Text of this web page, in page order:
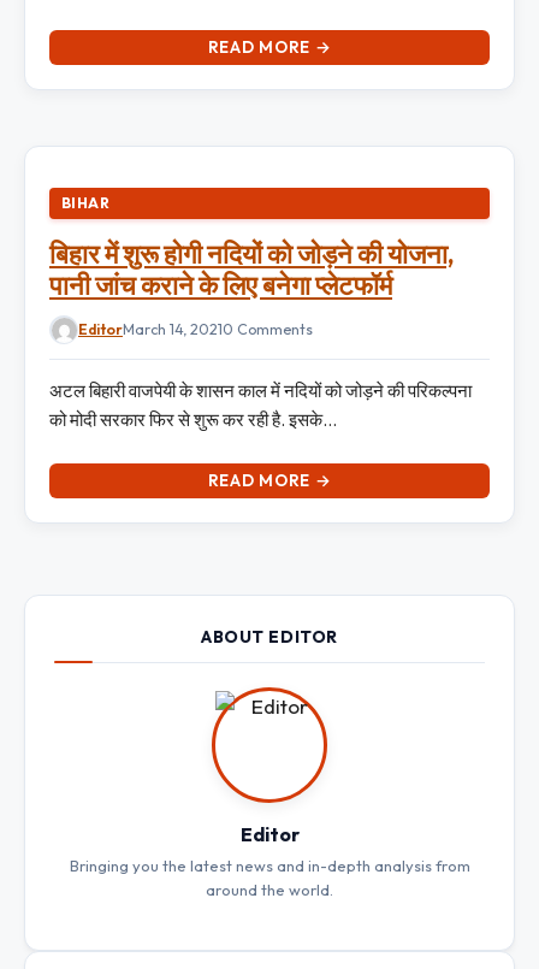
READ MORE →
BIHAR
बिहार में शुरू होगी नदियों को जोड़ने की योजना,
पानी जांच कराने के लिए बनेगा प्लेटफॉर्म
EditorMarch 14, 20210 Comments
अटल बिहारी वाजपेयी के शासन काल में नदियों को जोड़ने की परिकल्पना
को मोदी सरकार फिर से शुरू कर रही है. इसके…
READ MORE →
ABOUT EDITOR
Editor
Bringing you the latest news and in-depth analysis from
around the world.